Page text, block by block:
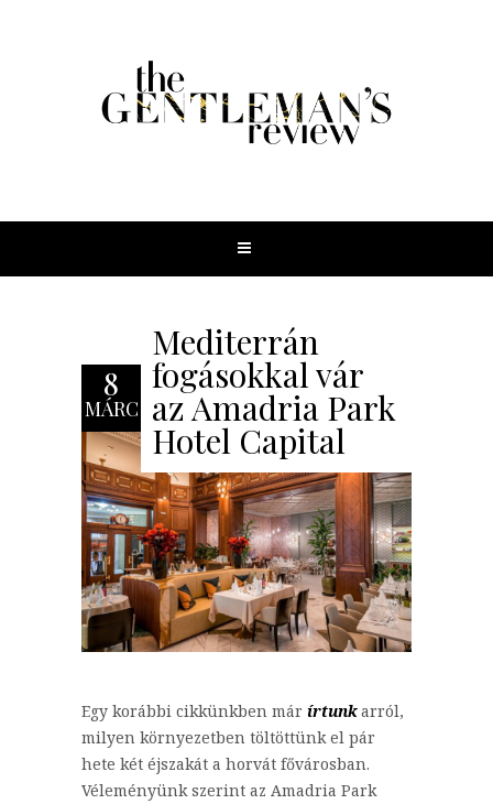
8
MÁRC
Mediterrán
fogásokkal vár
az Amadria Park
Hotel Capital
Egy korábbi cikkünkben már írtunkarról,
milyen környezetben töltöttünk el pár
hete két éjszakát a horvát fővárosban.
Véleményünk szerint az Amadria Park